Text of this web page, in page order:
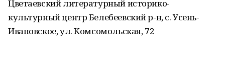
Цветаевский литературный историко-
культурный центр Белебеевский р-н, с. Усень-
Ивановское, ул. Комсомольская, 72